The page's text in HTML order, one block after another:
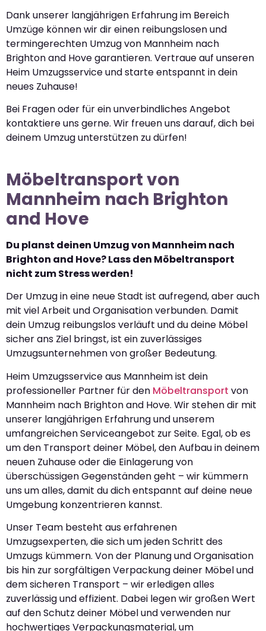
Dank unserer langjährigen Erfahrung im Bereich
Umzüge können wir dir einen reibungslosen und
termingerechten Umzug von Mannheim nach
Brighton and Hove garantieren. Vertraue auf unseren
Heim Umzugsservice und starte entspannt in dein
neues Zuhause!
Bei Fragen oder für ein unverbindliches Angebot
kontaktiere uns gerne. Wir freuen uns darauf, dich bei
deinem Umzug unterstützen zu dürfen!
Möbeltransport von
Mannheim nach Brighton
and Hove
Du planst deinen Umzug von Mannheim nach
Brighton and Hove? Lass den Möbeltransport
nicht zum Stress werden!
Der Umzug in eine neue Stadt ist aufregend, aber auch
mit viel Arbeit und Organisation verbunden. Damit
dein Umzug reibungslos verläuft und du deine Möbel
sicher ans Ziel bringst, ist ein zuverlässiges
Umzugsunternehmen von großer Bedeutung.
Heim Umzugsservice aus Mannheim ist dein
professioneller Partner für den Möbeltransport von
Mannheim nach Brighton and Hove. Wir stehen dir mit
unserer langjährigen Erfahrung und unserem
umfangreichen Serviceangebot zur Seite. Egal, ob es
um den Transport deiner Möbel, den Aufbau in deinem
neuen Zuhause oder die Einlagerung von
überschüssigen Gegenständen geht – wir kümmern
uns um alles, damit du dich entspannt auf deine neue
Umgebung konzentrieren kannst.
Unser Team besteht aus erfahrenen
Umzugsexperten, die sich um jeden Schritt des
Umzugs kümmern. Von der Planung und Organisation
bis hin zur sorgfältigen Verpackung deiner Möbel und
dem sicheren Transport – wir erledigen alles
zuverlässig und effizient. Dabei legen wir großen Wert
auf den Schutz deiner Möbel und verwenden nur
hochwertiges Verpackungsmaterial, um